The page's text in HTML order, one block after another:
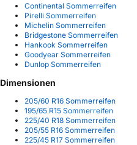
Continental Sommerreifen
Pirelli Sommerreifen
Michelin Sommerreifen
Bridgestone Sommerreifen
Hankook Sommerreifen
Goodyear Sommerreifen
Dunlop Sommerreifen
Dimensionen
205/60 R16 Sommerreifen
195/65 R15 Sommerreifen
225/40 R18 Sommerreifen
205/55 R16 Sommerreifen
225/45 R17 Sommerreifen